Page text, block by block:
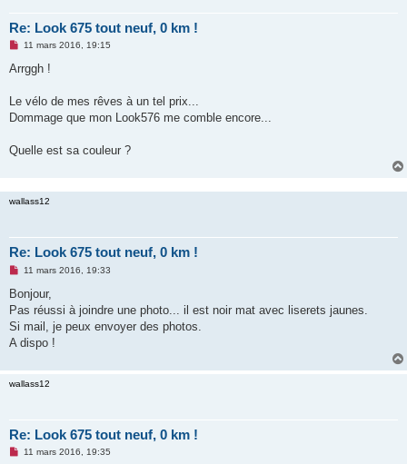
Re: Look 675 tout neuf, 0 km !
M
s
g
n
l
11 mars 2016, 19:15
Arrggh !
Le vélo de mes rêves à un tel prix...
Dommage que mon Look576 me comble encore...
Quelle est sa couleur ?
wallass12
Re: Look 675 tout neuf, 0 km !
M
s
a
g
n
u
11 mars 2016, 19:33
Bonjour,
Pas réussi à joindre une photo... il est noir mat avec liserets jaunes.
Si mail, je peux envoyer des photos.
A dispo !
wallass12
Re: Look 675 tout neuf, 0 km !
M11 mars 2016, 19:35